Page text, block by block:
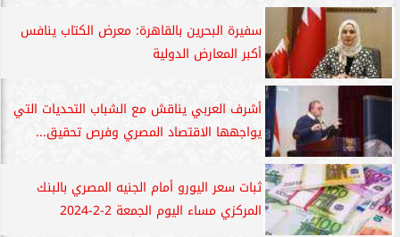
سفيرة البحرين بالقاهرة: معرض الكتاب ينافس
أكبر المعارض الدولية
أشرف العربي يناقش مع الشباب التحديات التي
يواجهها الاقتصاد المصري وفرص تحقيق...
ثبات سعر اليورو أمام الجنيه المصري بالبنك
المركزي مساء اليوم الجمعة 2-2-2024